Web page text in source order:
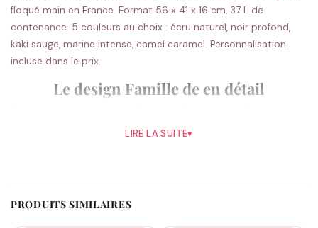
floqué main en France. Format 56 x 41 x 16 cm, 37 L de
contenance. 5 couleurs au choix : écru naturel, noir profond,
kaki sauge, marine intense, camel caramel. Personnalisation
incluse dans le prix.
Le design Famille de en détail
« Famille de » en italique chic en haut, votre patronyme en très
LIRE LA SUITE▾
PRODUITS SIMILAIRES